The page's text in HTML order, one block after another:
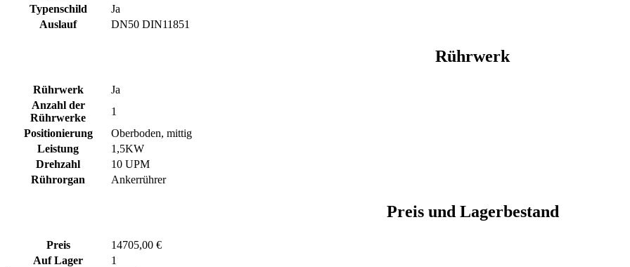
Typenschild
Ja
Auslauf
DN50 DIN11851
Rührwerk
Rührwerk
Ja
Anzahl der
Rührwerke
1
Positionierung
Oberboden, mittig
Leistung
1,5KW
Drehzahl
10 UPM
Rührorgan
Ankerrührer
Preis und Lagerbestand
Preis
14705,00 €
Auf Lager
1